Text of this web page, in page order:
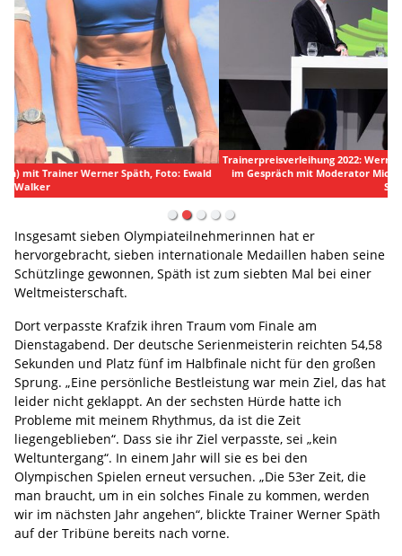
Trainerpreisverleihung 2022: Werner Späth (mitte) und Nadine Hildebrand
im Gespräch mit Moderator Michael Antwerpes, Foto: LSV BW / Martin
Insgesamt sieben Olympiateilnehmerinnen hat er
hervorgebracht, sieben internationale Medaillen haben seine
Schützlinge gewonnen, Späth ist zum siebten Mal bei einer
Weltmeisterschaft.
Dort verpasste Krafzik ihren Traum vom Finale am
Dienstagabend. Der deutsche Serienmeisterin reichten 54,58
Sekunden und Platz fünf im Halbfinale nicht für den großen
Sprung. „Eine persönliche Bestleistung war mein Ziel, das hat
leider nicht geklappt. An der sechsten Hürde hatte ich
Probleme mit meinem Rhythmus, da ist die Zeit
liegengeblieben“. Dass sie ihr Ziel verpasste, sei „kein
Weltuntergang“. In einem Jahr will sie es bei den
Olympischen Spielen erneut versuchen. „Die 53er Zeit, die
man braucht, um in ein solches Finale zu kommen, werden
wir im nächsten Jahr angehen“, blickte Trainer Werner Späth
auf der Tribüne bereits nach vorne.